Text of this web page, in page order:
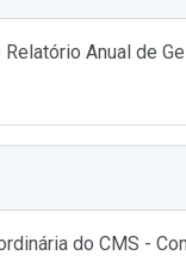
Anual de
do CMS -